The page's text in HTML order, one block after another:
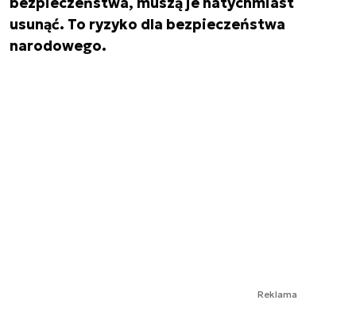
usunąć. To ryzyko dla bezpieczeństwa
narodowego.
Reklama